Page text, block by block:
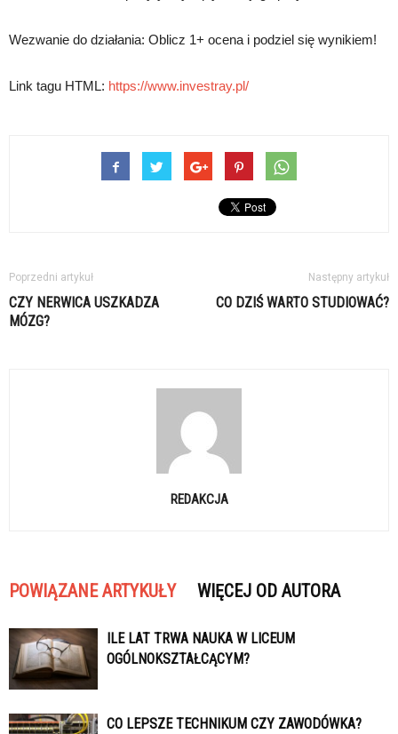
Wezwanie do działania: Oblicz 1+ ocena i podziel się wynikiem!
Link tagu HTML: https://www.investray.pl/
Poprzedni artykuł
CZY NERWICA USZKADZA
MÓZG?
Następny artykuł
CO DZIŚ WARTO STUDIOWAĆ?
REDAKCJA
POWIĄZANE ARTYKUŁY WIĘCEJ OD AUTORA
ILE LAT TRWA NAUKA W LICEUM
OGÓLNOKSZTAŁCĄCYM?
CO LEPSZE TECHNIKUM CZY ZAWODÓWKA?